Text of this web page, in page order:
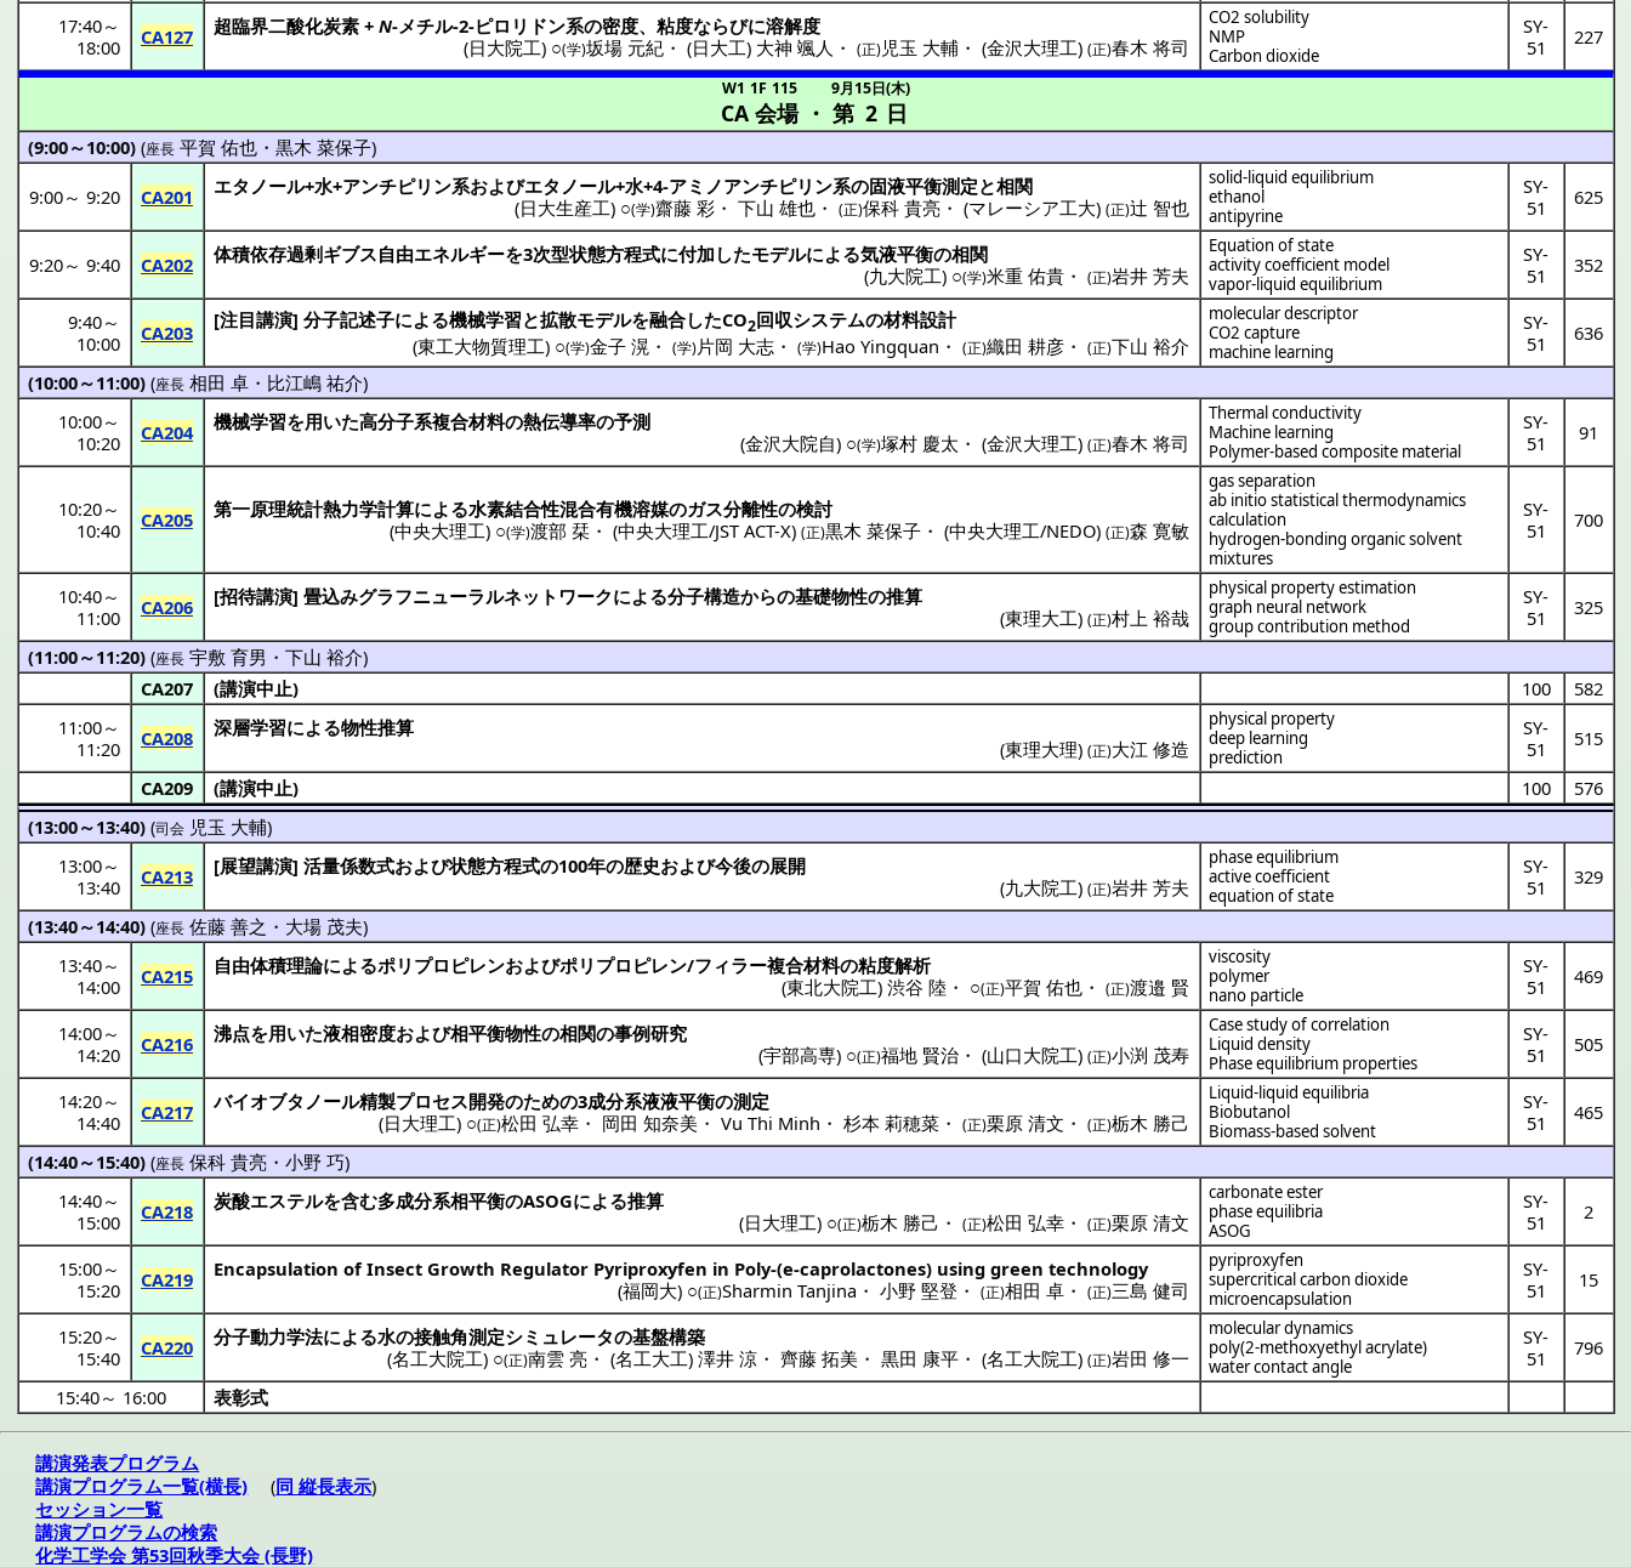
17:40～
18:00
CA127 超臨界二酸化炭素+ N-メチル-2-ピロリドン系の密度、 粘度ならびに溶解度
(日大院工) ○(学)坂場 元紀 ・(日大工) 大神 颯人 ・(正)児玉 大輔 ・(金沢大理工)(正)春木 将司
CO2 solubility
NMP
Carbon dioxide
SY-
51
227
CA 会場
W1 1F 115
・ 第 2 日
9月15日(木)
(9:00～10:00)(座長 平賀 佑也・ 黒木 菜保子)
9:00～9:20 CA201 エタノール+水+アンチピリン系およびエタノール+水+4-アミノアンチピリン系の固液平衡測定と相関
(日大生産工) ○(学)齋藤 彩 ・下山 雄也 ・(正)保科 貴亮 ・(マレーシア工大)(正)辻 智也
solid-liquid equilibrium
ethanol
antipyrine
SY-
51
625
9:20～9:40 CA202 体積依存過剰ギブス自由エネルギーを3次型状態方程式に付加 したモデルによる気液平衡の相関
(九大院工) ○(学)米重 佑貴 ・(正)岩井 芳夫
Equation of state
activity coefficient model
vapor-liquid equilibrium
SY-
51
352
9:40～
10:00
CA203
[注目講演] 分子記述子による機械学習と拡散モデルを融合したCO2回収システムの材料設計
(東工大物質理工) ○(学)金子 滉 ・(学)片岡 大志 ・(学)Hao Yingquan ・(正)織田 耕彦 ・(正)下山 裕介
molecular descriptor
CO2 capture
machine learning
SY-
51
636
(10:00～11:00)(座長 相田 卓・ 比江嶋 祐介)
10:00～
10:20
CA204 機械学習を用いた高分子系複合材料の熱伝導率の予測
(金沢大院自) ○(学)塚村 慶太 ・(金沢大理工)(正)春木 将司
Thermal conductivity
Machine learning
Polymer-based composite material
SY-
51
91
10:20～
10:40
CA205 第一原理統計熱力学計算による水素結合性混合有機溶媒のガス分離性の検討
(中央大理工) ○(学)渡部 栞 ・(中央大理工/JST ACT-X)(正)黒木 菜保子 ・(中央大理工/NEDO)(正)森 寛敏
gas separation
ab initio statistical thermodynamics
calculation
hydrogen-bonding organic solvent
mixtures
SY-
51
700
10:40～
11:00
CA206 [招待講演] 畳込みグラフニューラルネットワークによる分子構造からの基礎物性の推算
(東理大工)(正)村上 裕哉
physical property estimation
graph neural network
group contribution method
SY-
51
325
(11:00～11:20)(座長 宇敷 育男 ・ 下山 裕介)
CA207
(講演中止) 100
582
11:00～
11:20
CA208 深層学習による物性推算
(東理大理)(正)大江 修造
physical property
deep learning
prediction
SY-
51
515
CA209 (講演中止) 100
576
(13:00～13:40)(司会 児玉 大輔)
13:00～
13:40
CA213 [展望講演] 活量係数式および状態方程式の100年の歴史および今後の展開
(九大院工)(正)岩井 芳夫
phase equilibrium
active coefficient
equation of state
SY-
51
329
(13:40～14:40)(座長 佐藤 善之 ・ 大場 茂夫)
13:40～
14:00
CA215 自由体積理論によるポリプロピレンおよびポリプロピレン/フィラー複合材料の粘度解析
(東北大院工)渋谷 陸 ・ ○(正)平賀 佑也 ・(正)渡邉 賢
viscosity
polymer
nano particle
SY-
51
469
14:00～
14:20
CA216 沸点を用いた液相密度および相平衡物性の相関の事例研究
(宇部高専) ○(正)福地 賢治 ・(山口大院工)(正)小渕 茂寿
Case study of correlation
Liquid density
Phase equilibrium properties
SY-
51
505
14:20～
14:40
CA217 バイオブタノール精製プロセス開発のための3成分系液液平衡の測定
(日大理工) ○(正)松田 弘幸 ・ 岡田 知奈美 ・Vu Thi Minh ・杉本 莉穂菜 ・(正)栗原 清文 ・(正)栃木 勝己
Liquid-liquid equilibria
Biobutanol
Biomass-based solvent
SY-
51
465
(14:40～15:40)(座長 保科 貴亮・ 小野 巧)
14:40～
15:00
CA218 炭酸エステルを含む多成分系相平衡のASOGによる推算
(日大理工) ○(正)栃木 勝己 ・(正)松田 弘幸 ・(正)栗原 清文
carbonate ester
phase equilibria
ASOG
SY-
51
2
15:00～
15:20
CA219
Encapsulation of Insect Growth Regulator Pyriproxyfen in Poly-(e-caprolactones) using green technology
(福岡大) ○(正)Sharmin Tanjina ・小野 堅登 ・(正)相田 卓 ・(正)三島 健司
pyriproxyfen
supercritical carbon dioxide
microencapsulation
SY-
51
15
15:20～
15:40
CA220 分子動力学法による水の接触角測定シミュレータの基盤構築
(名工大院工) ○(正)南雲 亮 ・(名工大工)澤井 涼 ・齊藤 拓美 ・黒田 康平 ・(名工大院工)(正)岩田 修一
molecular dynamics
poly(2-methoxyethyl acrylate)
water contact angle
SY-
51
796
15:40～ 16:00 表彰式
講演発表プログラム
講演プログラム一覧(横長) (同 縦長表示)
セッション一覧
講演プログラムの検索
化学工学会 第53回秋季大会 (長野)